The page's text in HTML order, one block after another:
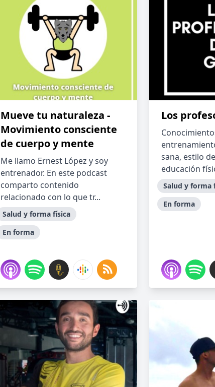
Mueve tu naturaleza -
Movimiento consciente
de cuerpo y mente
Me llamo Ernest López y soy
entrenador. En este podcast
comparto contenido
relacionado con lo que tr...
Salud y forma física
En forma
Los
sana, estilo
educación
Salud y forma
En forma